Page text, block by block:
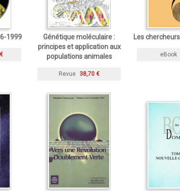
1999
Génétique moléculaire :
principes et application aux
populations animales
Revue 38,70 €
Les
eBook